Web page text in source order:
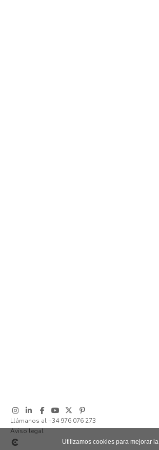
Llámanos al +34 976 076 273
Aviso legal
Utilizamos cookies para mejorar